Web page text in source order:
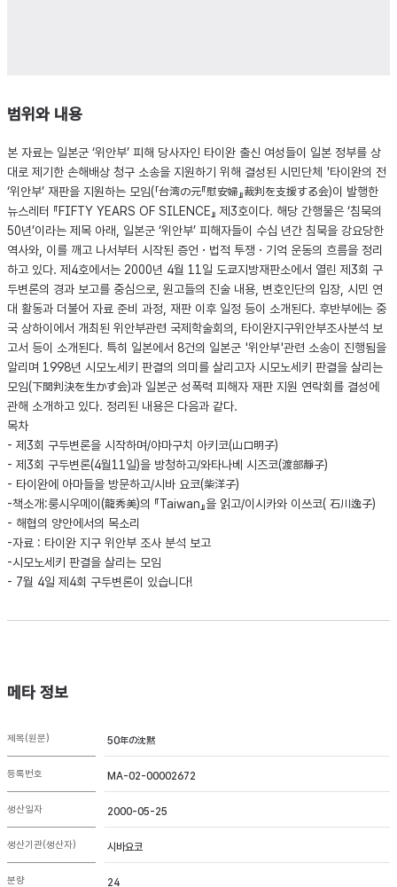
범위와 내용
본 자료는 일본군 ‘위안부’ 피해 당사자인 타이완 출신 여성들이 일본 정부를 상
대로 제기한 손해배상 청구 소송을 지원하기 위해 결성된 시민단체 '타이완의 전
‘위안부’ 재판을 지원하는 모임(「台湾の元『慰安婦』裁判を支援する会)이 발행한
뉴스레터 『FIFTY YEARS OF SILENCE』 제3호이다. 해당 간행물은 ‘침묵의
50년’이라는 제목 아래, 일본군 ‘위안부’ 피해자들이 수십 년간 침묵을 강요당한
역사와, 이를 깨고 나서부터 시작된 증언・법적 투쟁・기억 운동의 흐름을 정리
하고 있다. 제4호에서는 2000년 4월 11일 도쿄지방재판소에서 열린 제3회 구
두변론의 경과 보고를 중심으로, 원고들의 진술 내용, 변호인단의 입장, 시민 연
대 활동과 더불어 자료 준비 과정, 재판 이후 일정 등이 소개된다. 후반부에는 중
국 상하이에서 개최된 위안부관련 국제학술회의, 타이완지구위안부조사분석 보
고서 등이 소개된다. 특히 일본에서 8건의 일본군 '위안부'관련 소송이 진행됨을
알리며 1998년 시모노세키 판결의 의미를 살리고자 시모노세키 판결을 살리는
모임(下関判決を生かす会)과 일본군 성폭력 피해자 재판 지원 연락회를 결성에
관해 소개하고 있다. 정리된 내용은 다음과 같다.
목차
- 제3회 구두변론을 시작하며/야마구치 아키코(山口明子)
- 제3회 구두변론(4월11일)을 방청하고/와타나베 시즈코(渡部靜子)
- 타이완에 아마들을 방문하고/시바 요코(柴洋子)
-책소개:룽시우메이(龍秀美)의 『Taiwan』을 읽고/이시카와 이쓰코( 石川逸子)
- 해협의 양안에서의 목소리
-자료 : 타이완 지구 위안부 조사 분석 보고
-시모노세키 판결을 살리는 모임
- 7월 4일 제4회 구두변론이 있습니다!
메타 정보
제목(원문) 50年の沈黙
등록번호 MA-02-00002672
생산일자 2000-05-25
생산기관(생산자) 시바요코
분량 24